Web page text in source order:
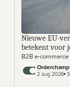
Nieuwe EU-
betekent voor
B2B e-commerce
Orderchamp
2 aug 2026